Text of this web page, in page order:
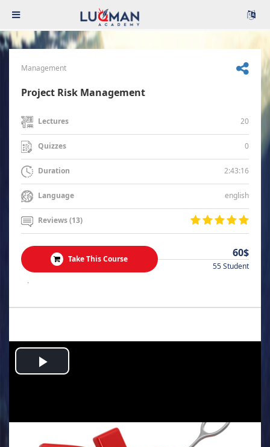
Management
Project Risk Management
Lectures 20
Quizzes 0
Duration 2:43:16
Language english
Reviews (13)
Take This Course 60$
55 Student
.
Play